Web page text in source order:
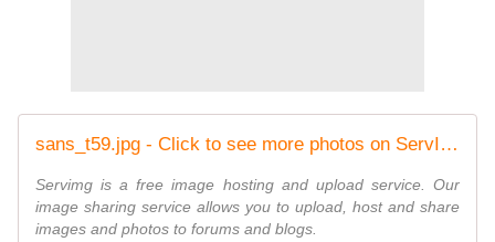
sans_t59.jpg - Click to see more photos on ServImg
Servimg is a free image hosting and upload service. Our
image sharing service allows you to upload, host and share
images and photos to forums and blogs.